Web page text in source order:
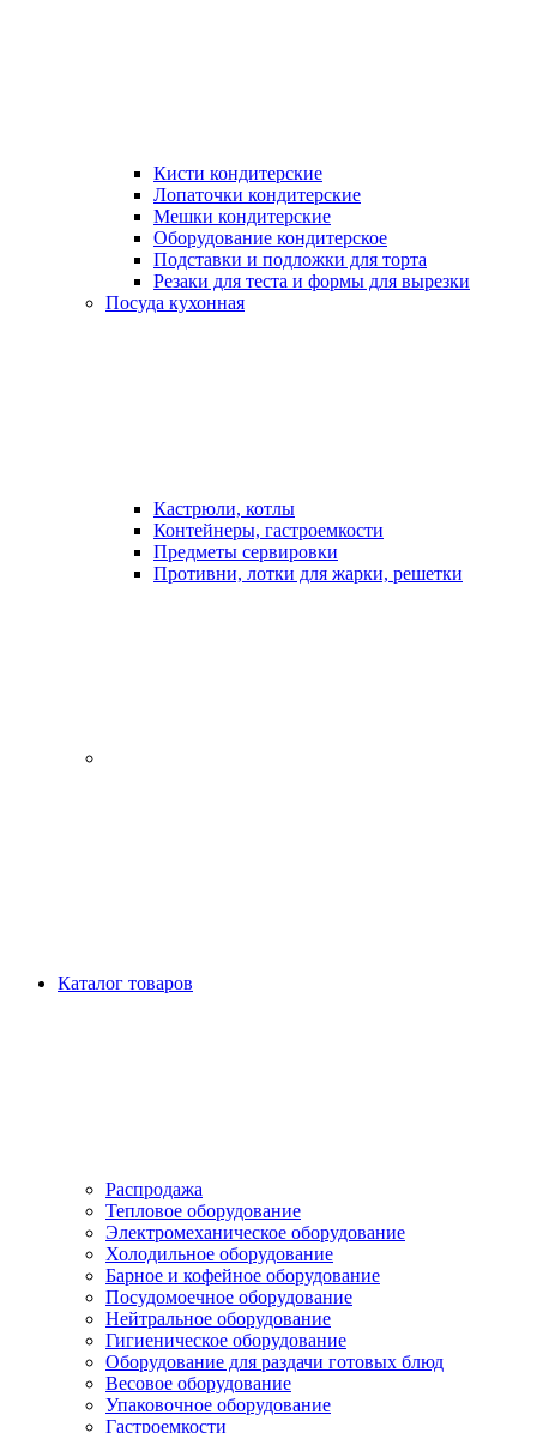
Кисти кондитерские
Лопаточки кондитерские
Мешки кондитерские
Оборудование кондитерское
Подставки и подложки для торта
Резаки для теста и формы для вырезки
Посуда кухонная
Кастрюли, котлы
Контейнеры, гастроемкости
Предметы сервировки
Противни, лотки для жарки, решетки
Каталог товаров
Распродажа
Тепловое оборудование
Электромеханическое оборудование
Холодильное оборудование
Барное и кофейное оборудование
Посудомоечное оборудование
Нейтральное оборудование
Гигиеническое оборудование
Оборудование для раздачи готовых блюд
Весовое оборудование
Упаковочное оборудование
Гастроемкости